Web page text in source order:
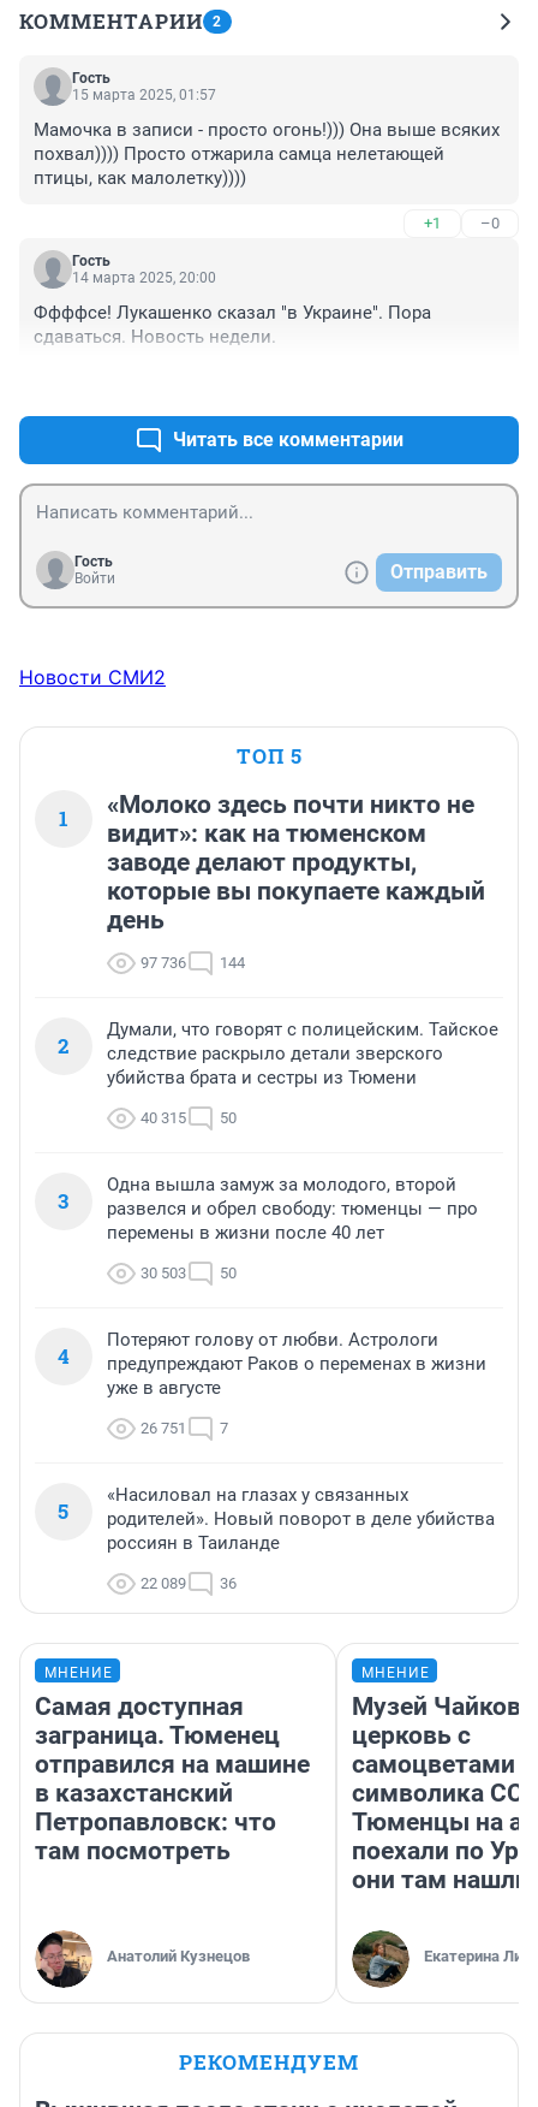
КОММЕНТАРИИ 2
Гость
15 марта 2025, 01:57
Мамочка в записи - просто огонь!))) Она выше всяких
похвал)))) Просто отжарила самца нелетающей
птицы, как малолетку))))
+1 –0
Гость
14 марта 2025, 20:00
Ффффсе! Лукашенко сказал "в Украине". Пора
сдаваться. Новость недели.
Читать все комментарии
Гость
Войти
Отправить
Новости СМИ2
ТОП 5
1
«Молоко здесь почти никто не
видит»: как на тюменском
заводе делают продукты,
которые вы покупаете каждый
день
97 736 144
2
Думали, что говорят с полицейским. Тайское
следствие раскрыло детали зверского
убийства брата и сестры из Тюмени
40 315 50
3
Одна вышла замуж за молодого, второй
развелся и обрел свободу: тюменцы — про
перемены в жизни после 40 лет
30 503 50
4
Потеряют голову от любви. Астрологи
предупреждают Раков о переменах в жизни
уже в августе
26 751 7
5
«Насиловал на глазах у связанных
родителей». Новый поворот в деле убийства
россиян в Таиланде
22 089 36
МНЕНИЕ
Самая доступная
заграница. Тюменец
отправился на машине
в казахстанский
Петропавловск: что
там посмотреть
Анатолий Кузнецов
МНЕНИЕ
Музей
церковь с
самоцветами
символика
Тюменцы на
поехали по
они там нашли
Екатерина
РЕКОМЕНДУЕМ